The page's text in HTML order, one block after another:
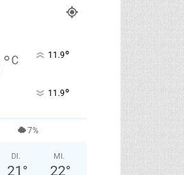
°C 11.9°
11.9°
7%
DI.
21 °
MI.
22°